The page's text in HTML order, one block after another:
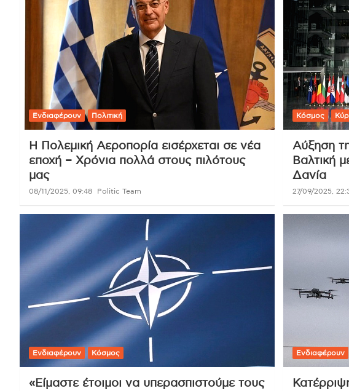
Ενδιαφέρουν Πολιτική
Η Πολεμική Αεροπορία εισέρχεται σε νέα
εποχή – Χρόνια πολλά στους πιλότους
μας
08/11/2025, 09:48 Politic Team
Κόσμος
Αύξηση
Βαλτική
Δανία
27/09/2025,
Ενδιαφέρουν Κόσμος
«Είμαστε έτοιμοι να υπερασπιστούμε τους
Ενδιαφέρουν